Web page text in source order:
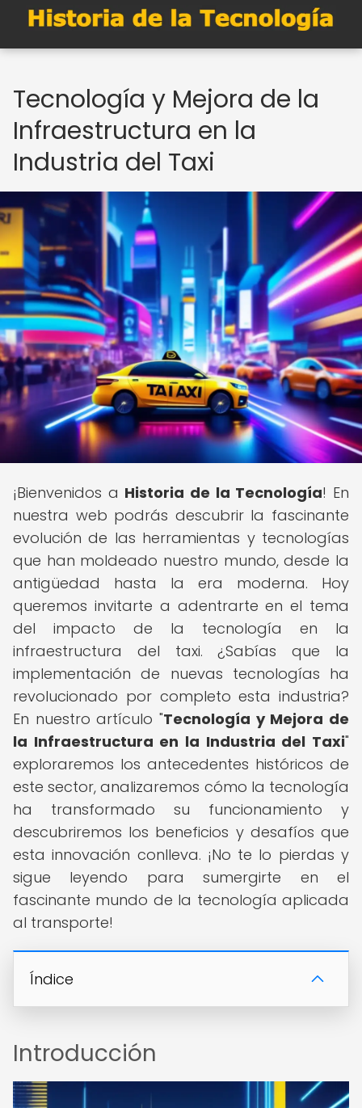
Tecnología y Mejora de la
Infraestructura en la
Industria del Taxi
¡Bienvenidos a Historia de la Tecnología! En
nuestra web podrás descubrir la fascinante
evolución de las herramientas y tecnologías
que han moldeado nuestro mundo, desde la
antigüedad hasta la era moderna. Hoy
queremos invitarte a adentrarte en el tema
del impacto de la tecnología en la
infraestructura del taxi. ¿Sabías que la
implementación de nuevas tecnologías ha
revolucionado por completo esta industria?
En nuestro artículo "Tecnología y Mejora de
la Infraestructura en la Industria del Taxi"
exploraremos los antecedentes históricos de
este sector, analizaremos cómo la tecnología
ha transformado su funcionamiento y
descubriremos los beneficios y desafíos que
esta innovación conlleva. ¡No te lo pierdas y
sigue leyendo para sumergirte en el
fascinante mundo de la tecnología aplicada
al transporte!
Índice
Introducción